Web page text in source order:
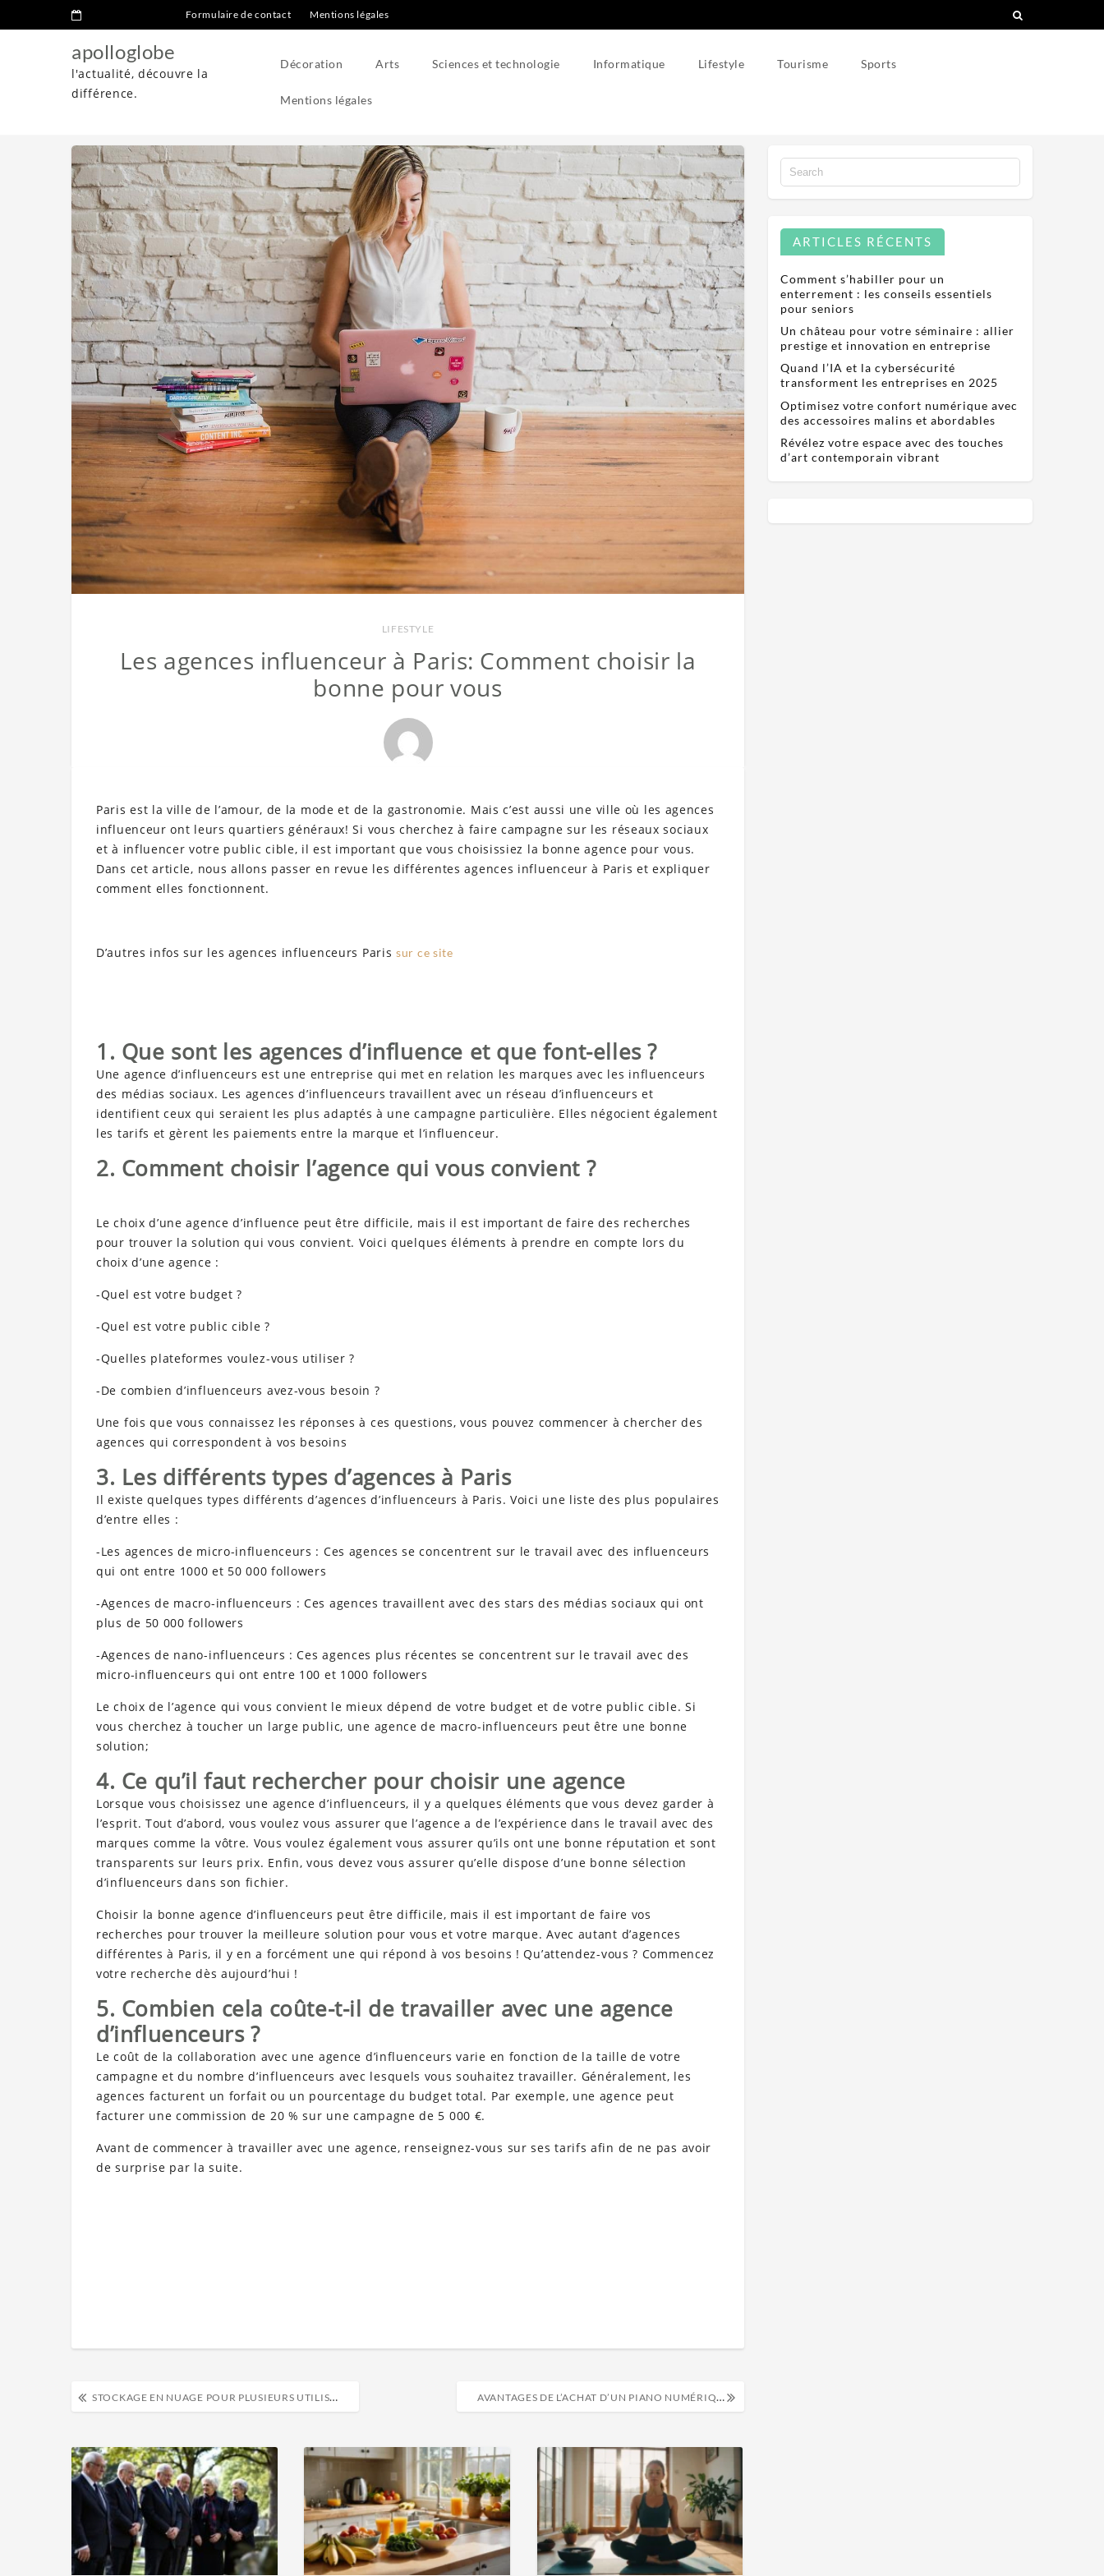
Formulaire de contact Mentions légales
apolloglobe
l'actualité, découvre la
différence.
Décoration Arts Sciences et technologie Informatique Lifestyle Tourisme Sports
Mentions légales
LIFESTYLE
Les agences influenceur à Paris: Comment choisir la
bonne pour vous
Paris est la ville de l’amour, de la mode et de la gastronomie. Mais c’est aussi une ville où les agences
influenceur ont leurs quartiers généraux! Si vous cherchez à faire campagne sur les réseaux sociaux
et à influencer votre public cible, il est important que vous choisissiez la bonne agence pour vous.
Dans cet article, nous allons passer en revue les différentes agences influenceur à Paris et expliquer
comment elles fonctionnent.
D’autres infos sur les agences influenceurs Paris sur ce site
1. Que sont les agences d’influence et que font-elles ?
Une agence d’influenceurs est une entreprise qui met en relation les marques avec les influenceurs
des médias sociaux. Les agences d’influenceurs travaillent avec un réseau d’influenceurs et
identifient ceux qui seraient les plus adaptés à une campagne particulière. Elles négocient également
les tarifs et gèrent les paiements entre la marque et l’influenceur.
2. Comment choisir l’agence qui vous convient ?
Le choix d’une agence d’influence peut être difficile, mais il est important de faire des recherches
pour trouver la solution qui vous convient. Voici quelques éléments à prendre en compte lors du
choix d’une agence :
-Quel est votre budget ?
-Quel est votre public cible ?
-Quelles plateformes voulez-vous utiliser ?
-De combien d’influenceurs avez-vous besoin ?
Une fois que vous connaissez les réponses à ces questions, vous pouvez commencer à chercher des
agences qui correspondent à vos besoins
3. Les différents types d’agences à Paris
Il existe quelques types différents d’agences d’influenceurs à Paris. Voici une liste des plus populaires
d’entre elles :
-Les agences de micro-influenceurs : Ces agences se concentrent sur le travail avec des influenceurs
qui ont entre 1000 et 50 000 followers
-Agences de macro-influenceurs : Ces agences travaillent avec des stars des médias sociaux qui ont
plus de 50 000 followers
-Agences de nano-influenceurs : Ces agences plus récentes se concentrent sur le travail avec des
micro-influenceurs qui ont entre 100 et 1000 followers
Le choix de l’agence qui vous convient le mieux dépend de votre budget et de votre public cible. Si
vous cherchez à toucher un large public, une agence de macro-influenceurs peut être une bonne
solution;
4. Ce qu’il faut rechercher pour choisir une agence
Lorsque vous choisissez une agence d’influenceurs, il y a quelques éléments que vous devez garder à
l’esprit. Tout d’abord, vous voulez vous assurer que l’agence a de l’expérience dans le travail avec des
marques comme la vôtre. Vous voulez également vous assurer qu’ils ont une bonne réputation et sont
transparents sur leurs prix. Enfin, vous devez vous assurer qu’elle dispose d’une bonne sélection
d’influenceurs dans son fichier.
Choisir la bonne agence d’influenceurs peut être difficile, mais il est important de faire vos
recherches pour trouver la meilleure solution pour vous et votre marque. Avec autant d’agences
différentes à Paris, il y en a forcément une qui répond à vos besoins ! Qu’attendez-vous ? Commencez
votre recherche dès aujourd’hui !
5. Combien cela coûte-t-il de travailler avec une agence
d’influenceurs ?
Le coût de la collaboration avec une agence d’influenceurs varie en fonction de la taille de votre
campagne et du nombre d’influenceurs avec lesquels vous souhaitez travailler. Généralement, les
agences facturent un forfait ou un pourcentage du budget total. Par exemple, une agence peut
facturer une commission de 20 % sur une campagne de 5 000 €.
Avant de commencer à travailler avec une agence, renseignez-vous sur ses tarifs afin de ne pas avoir
de surprise par la suite.
STOCKAGE EN NUAGE POUR PLUSIEURS UTILISATEURS EN 2022 AVANTAGES DE L’ACHAT D’UN PIANO NUMÉRIQUE
ARTICLES RÉCENTS
Comment s’habiller pour un
enterrement : les conseils essentiels
pour seniors
Un château pour votre séminaire : allier
prestige et innovation en entreprise
Quand l’IA et la cybersécurité
transforment les entreprises en 2025
Optimisez votre confort numérique avec
des accessoires malins et abordables
Révélez votre espace avec des touches
d’art contemporain vibrant